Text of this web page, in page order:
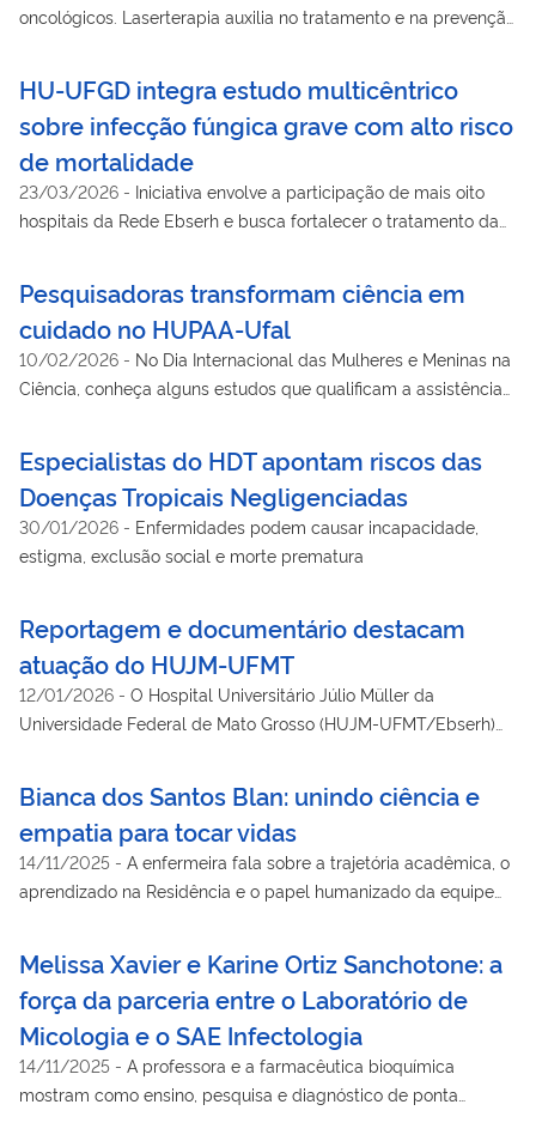
oncológicos. Laserterapia auxilia no tratamento e na prevenção
HU-UFGD integra estudo multicêntrico
sobre infecção fúngica grave com alto risco
de mortalidade
23/03/2026 - Iniciativa envolve a participação de mais oito
hospitais da Rede Ebserh e busca fortalecer o tratamento da
Pesquisadoras transformam ciência em
cuidado no HUPAA-Ufal
10/02/2026 - No Dia Internacional das Mulheres e Meninas na
Ciência, conheça alguns estudos que qualificam a assistência
Especialistas do HDT apontam riscos das
Doenças Tropicais Negligenciadas
30/01/2026 - Enfermidades podem causar incapacidade,
estigma, exclusão social e morte prematura
Reportagem e documentário destacam
atuação do HUJM-UFMT
12/01/2026 - O Hospital Universitário Júlio Müller da
Universidade Federal de Mato Grosso (HUJM-UFMT/Ebserh)
grave e negligenciada, tema da reportagem especial e do
documentário “Sob(re) a Terra”, do portal Metropóles.
Bianca dos Santos Blan: unindo ciência e
empatia para tocar vidas
14/11/2025 - A enfermeira fala sobre a trajetória acadêmica, o
aprendizado na Residência e o papel humanizado da equipe
Melissa Xavier e Karine Ortiz Sanchotone: a
força da parceria entre o Laboratório de
Micologia e o SAE Infectologia
14/11/2025 - A professora e a farmacêutica bioquímica
mostram como ensino, pesquisa e diagnóstico de ponta